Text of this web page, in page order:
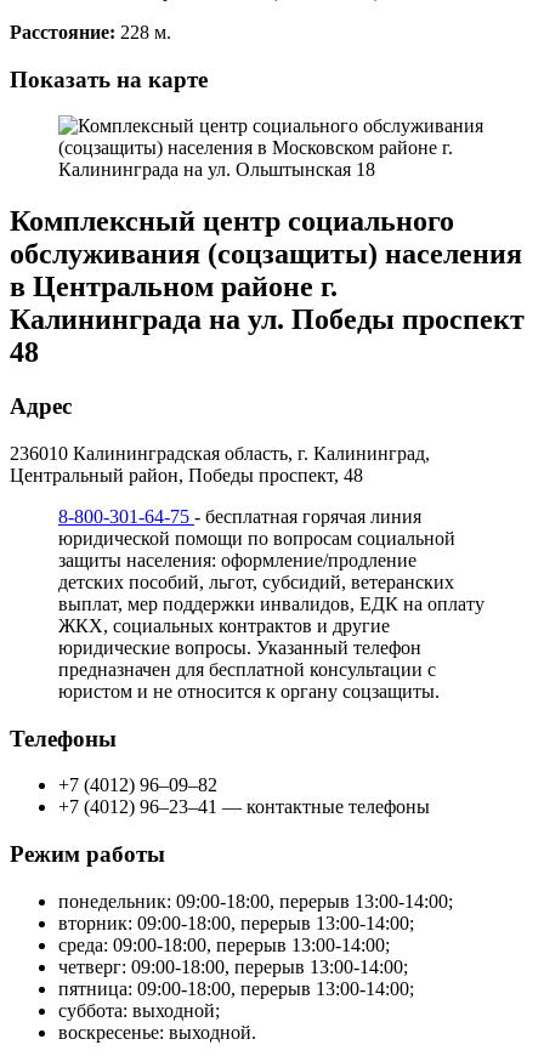
Расстояние: 228 м.
Показать на карте
Комплексный центр социального
обслуживания (соцзащиты) населения
в Центральном районе г.
Калининграда на ул. Победы проспект
48
Адрес
236010 Калининградская область, г. Калининград,
Центральный район, Победы проспект, 48
8-800-301-64-75 - бесплатная горячая линия
юридической помощи по вопросам социальной
защиты населения: оформление/продление
детских пособий, льгот, субсидий, ветеранских
выплат, мер поддержки инвалидов, ЕДК на оплату
ЖКХ, социальных контрактов и другие
юридические вопросы. Указанный телефон
предназначен для бесплатной консультации с
юристом и не относится к органу соцзащиты.
Телефоны
+7 (4012) 96–09–82
+7 (4012) 96–23–41 — контактные телефоны
Режим работы
понедельник: 09:00-18:00, перерыв 13:00-14:00;
вторник: 09:00-18:00, перерыв 13:00-14:00;
среда: 09:00-18:00, перерыв 13:00-14:00;
четверг: 09:00-18:00, перерыв 13:00-14:00;
пятница: 09:00-18:00, перерыв 13:00-14:00;
суббота: выходной;
воскресенье: выходной.